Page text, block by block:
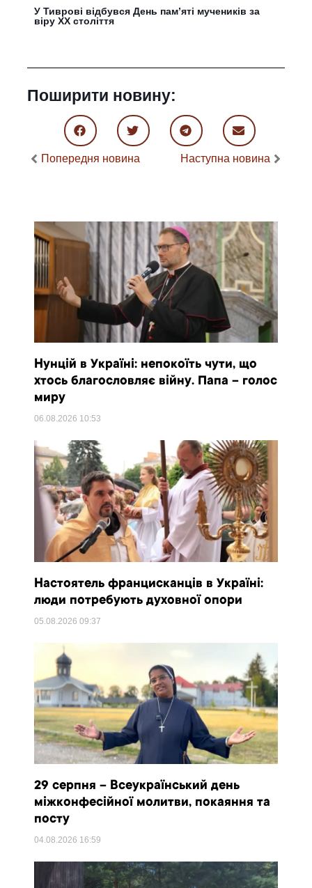
У Тиврові відбувся День пам’яті мучеників за
віру ХХ століття
Поширити новину:
Попередня новина Наступна новина
Нунцій в Україні: непокоїть чути, що
хтось благословляє війну. Папа – голос
миру
06.08.2026 10:53
Настоятель францисканців в Україні:
люди потребують духовної опори
05.08.202609:37
29 серпня – Всеукраїнський день
міжконфесійної молитви, покаяння та
посту
04.08.2026 16:59